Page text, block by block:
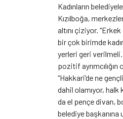
Kadınların
Kızılboğa,
altını çiziyor.
bir çok birimde
yerleri geri verilmeli.
pozitif
“Hakkari’de ne
dahil olamıyor,
da el pençe divan,
belediye